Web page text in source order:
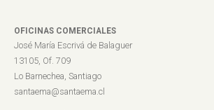
OFICINAS COMERCIALES
José María Escrivá de Balaguer
13105, Of. 709
Lo Barnechea, Santiago
santaema@santaema.cl